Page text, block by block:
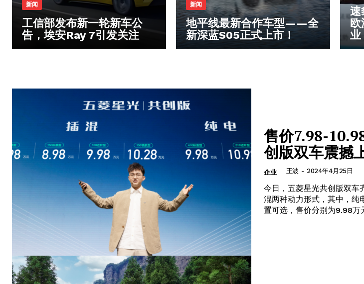
新闻
工信部发布新一轮新车公
告，埃安Ray 7引发关注
新闻
地平线最新合作车型——全
新深蓝S05正式上市！
速
业
售价7.98-
创版双车震撼
企业 王波 - 2024年4月25日
今日，五菱星光共创版双车
混两种动力形式，其中，纯
置可选，售价分别为9.98万